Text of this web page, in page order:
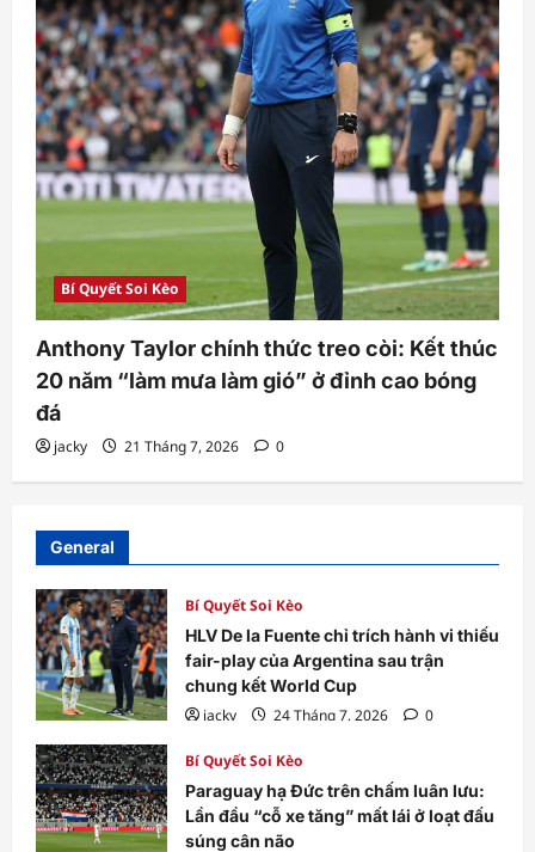
Bí Quyết Soi Kèo
Anthony Taylor chính thức treo còi: Kết thúc
20 năm “làm mưa làm gió” ở đỉnh cao bóng
đá
jacky 21 Tháng 7, 2026 0
General
Bí Quyết Soi Kèo
HLV De la Fuente chỉ trích hành vi thiếu
fair-play của Argentina sau trận
chung kết World Cup
jacky
24 Tháng 7, 2026 0
Bí Quyết Soi Kèo
Paraguay hạ Đức trên chấm luân lưu:
Lần đầu “cỗ xe tăng” mất lái ở loạt đấu
súng cân não